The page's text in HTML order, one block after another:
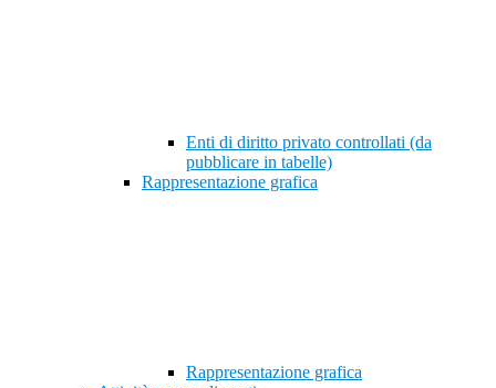
Enti di diritto privato controllati (da
pubblicare in tabelle)
Rappresentazione grafica
Rappresentazione grafica